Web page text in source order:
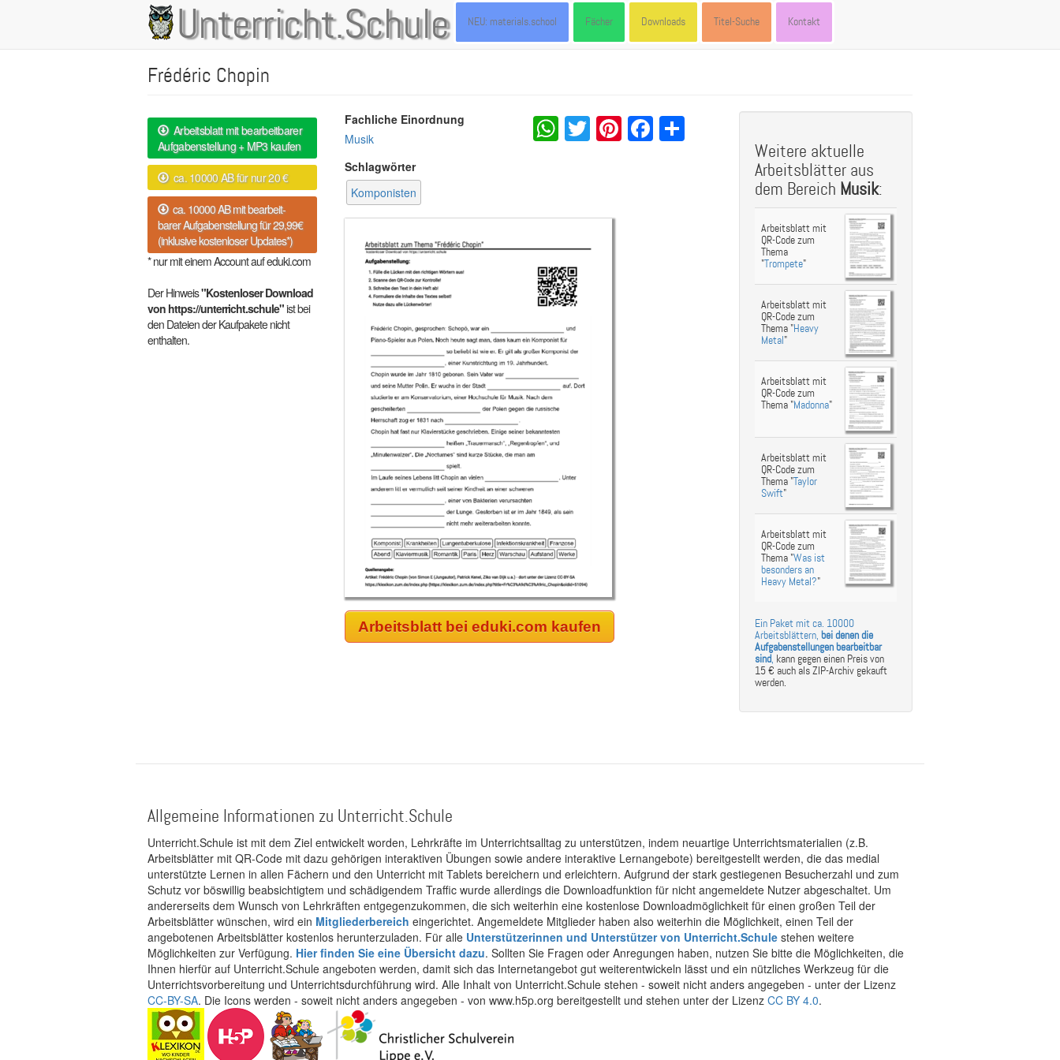
Unterricht.Schule
Main
navigation
NEU: materials.school Fächer Downloads Titel-Suche Kontakt
Frédéric Chopin
Arbeitsblatt mit bearbeitbarer
Aufgabenstellung + MP3 kaufen
ca. 10000 AB für nur 20 €
ca. 10000 AB mit bearbeit-
barer Aufgabenstellung für 29,99€
(inklusive kostenloser Updates*)
* nur mit einem Account auf eduki.com
Der Hinweis"Kostenloser Download
von https://unterricht.schule"ist bei
den Dateien der Kaufpakete nicht
enthalten.
Fachliche Einordnung
Musik
Schlagwörter
Komponisten
WhatsApp
Twitter
Pinterest
Facebook
Share
Arbeitsblatt bei eduki.com kaufen
Weitere aktuelle
Arbeitsblätter aus
dem Bereich Musik:
Arbeitsblatt mit
QR-Code zum
Thema
"Trompete"
Arbeitsblatt mit
QR-Code zum
Thema "Heavy
Metal"
Arbeitsblatt mit
QR-Code zum
Thema "Madonna"
Arbeitsblatt mit
QR-Code zum
Thema "Taylor
Swift"
Arbeitsblatt mit
QR-Code zum
Thema "Was ist
besonders an
Heavy Metal?"
Ein Paket mit ca. 10000
Arbeitsblättern, bei denen die
Aufgabenstellungen bearbeitbar
sind, kann gegen einen Preis von
15 € auch als ZIP-Archiv gekauft
werden.
Allgemeine Informationen zu Unterricht.Schule
Unterricht.Schule ist mit dem Ziel entwickelt worden, Lehrkräfte im Unterrichtsalltag zu unterstützen, indem neuartige Unterrichtsmaterialien (z.B.
Arbeitsblätter mit QR-Code mit dazu gehörigen interaktiven Übungen sowie andere interaktive Lernangebote) bereitgestellt werden, die das medial
unterstützte Lernen in allen Fächern und den Unterricht mit Tablets bereichern und erleichtern. Aufgrund der stark gestiegenen Besucherzahl und zum
Schutz vor böswillig beabsichtigtem und schädigendem Traffic wurde allerdings die Downloadfunktion für nicht angemeldete Nutzer abgeschaltet. Um
andererseits dem Wunsch von Lehrkräften entgegenzukommen, die sich weiterhin eine kostenlose Downloadmöglichkeit für einen großen Teil der
Arbeitsblätter wünschen, wird ein Mitgliederbereich eingerichtet. Angemeldete Mitglieder haben also weiterhin die Möglichkeit, einen Teil der
angebotenen Arbeitsblätter kostenlos herunterzuladen. Für alle Unterstützerinnen und Unterstützer von Unterricht.Schule stehen weitere
Möglichkeiten zur Verfügung. Hier finden Sie eine Übersicht dazu. Sollten Sie Fragen oder Anregungen haben, nutzen Sie bitte die Möglichkeiten, die
Ihnen hierfür auf Unterricht.Schule angeboten werden, damit sich das Internetangebot gut weiterentwickeln lässt und ein nützliches Werkzeug für die
Unterrichtsvorbereitung und Unterrichtsdurchführung wird. Alle Inhalt von Unterricht.Schule stehen - soweit nicht anders angegeben - unter der Lizenz
CC-BY-SA. Die Icons werden - soweit nicht anders angegeben - von www.h5p.org bereitgestellt und stehen unter der Lizenz CC BY 4.0.